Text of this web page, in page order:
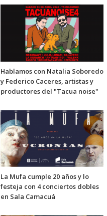
Hablamos con Natalia Soboredo
y Federico Caceres, artistas y
productores del "Tacua noise"
La Mufa cumple 20 años y lo
festeja con 4 conciertos dobles
en Sala Camacuá